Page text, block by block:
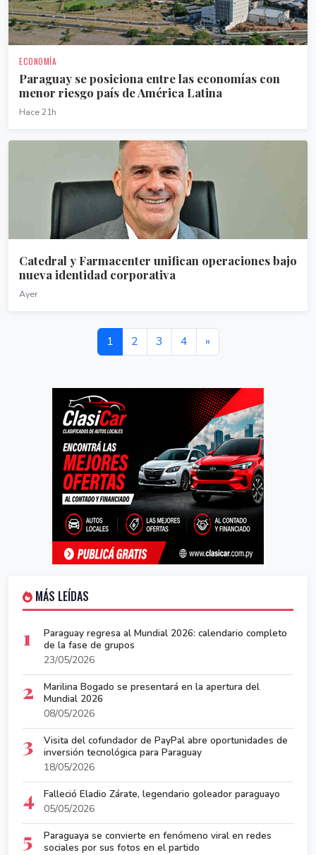
ECONOMÍA
Paraguay se posiciona entre las economías con
menor riesgo país de América Latina
Hace 21h
Catedral y Farmacenter unifican operaciones bajo
nueva identidad corporativa
Ayer
1 2 3 4 »
MÁS LEÍDAS
1
Paraguay regresa al Mundial 2026: calendario completo
de la fase de grupos
23/05/2026
2
Marilina Bogado se presentará en la apertura del
Mundial 2026
08/05/2026
3
Visita del cofundador de PayPal abre oportunidades de
inversión tecnológica para Paraguay
18/05/2026
4
Falleció Eladio Zárate, legendario goleador paraguayo
05/05/2026
5
Paraguaya se convierte en fenómeno viral en redes
sociales por sus fotos en el partido